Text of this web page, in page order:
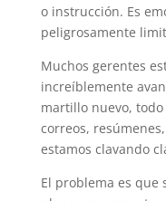
o instrucción. Es
peligrosamente
Muchos gerentes
increíblemente
martillo nuevo,
correos,
estamos clavando
El problema es que